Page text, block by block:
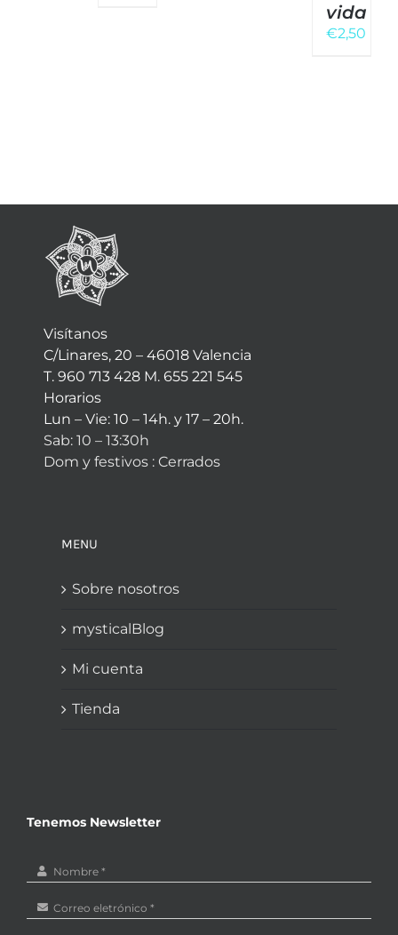
vida
€2,50
Visítanos
C/Linares, 20 – 46018 Valencia
T. 960 713 428 M. 655 221 545
Horarios
Lun – Vie: 10 – 14h. y 17 – 20h.
Sab: 10 – 13:30h
Dom y festivos : Cerrados
MENU
Sobre nosotros
mysticalBlog
Mi cuenta
Tienda
Tenemos Newsletter